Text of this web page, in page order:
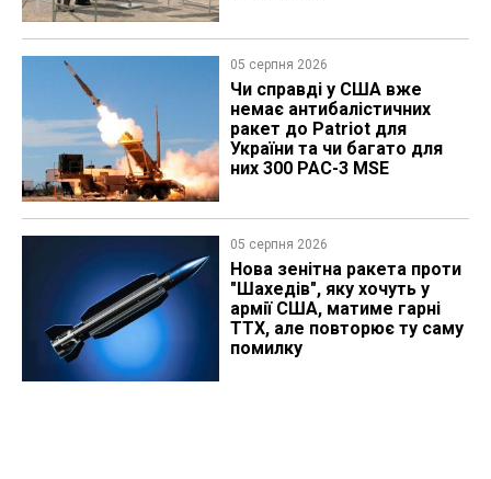
05 серпня 2026
Чи справді у США вже
немає антибалістичних
ракет до Patriot для
України та чи багато для
них 300 PAC-3 MSE
05 серпня 2026
Нова зенітна ракета проти
"Шахедів", яку хочуть у
армії США, матиме гарні
ТТХ, але повторює ту саму
помилку